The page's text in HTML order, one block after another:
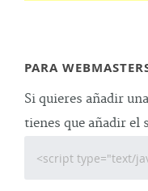
PARA
Si quieres añadir
tienes que añadir el